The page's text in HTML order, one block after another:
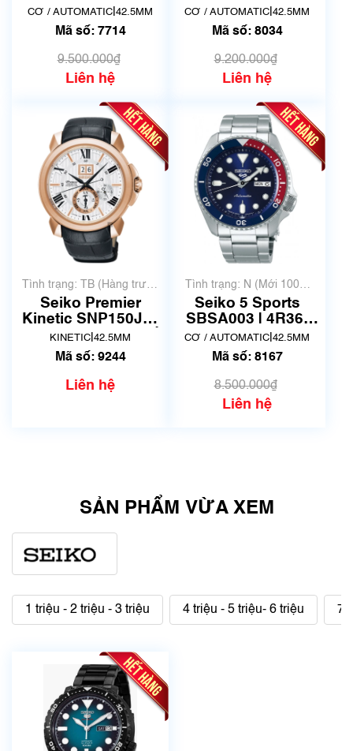
07G0 | Size 42.5mm
| Mã số 7714
CƠ / AUTOMATIC 42.5MM
Mã số: 7714
9.500.000₫
Liên hệ
(SRPD79J1) | 4R36-
07G0 | Mã số 8034
CƠ / AUTOMATIC 42.5MM
Mã số: 8034
9.200.000₫
Liên hệ
Tình trạng: TB (Hàng trưng
bày, thanh lý)
Seiko Premier
Kinetic SNP150J1 |
7D56-0AE0 | Mã số
9244
KINETIC 42.5MM
Mã số: 9244
Liên hệ
Tình trạng: N (Mới 100%
chưa qua sử dụng)
Seiko 5 Sports
SBSA003 | 4R36-
07G0 | Size 42.5mm
| Mã số 8167
CƠ / AUTOMATIC 42.5MM
Mã số: 8167
8.500.000₫
Liên hệ
SẢN PHẨM VỪA XEM
1 triệu - 2 triệu - 3 triệu 4 triệu - 5 triệu- 6 triệu 7